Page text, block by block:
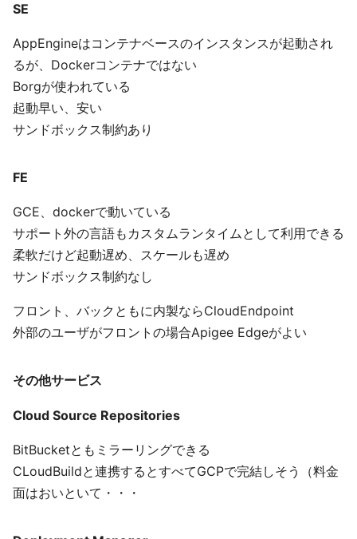
SE
AppEngineはコンテナベースのインスタンスが起動され
るが、Dockerコンテナではない
Borgが使われている
起動早い、安い
サンドボックス制約あり
FE
GCE、dockerで動いている
サポート外の言語もカスタムランタイムとして利用できる
柔軟だけど起動遅め、スケールも遅め
サンドボックス制約なし
フロント、バックともに内製ならCloudEndpoint
外部のユーザがフロントの場合Apigee Edgeがよい
その他サービス
Cloud Source Repositories
BitBucketともミラーリングできる
CLoudBuildと連携するとすべてGCPで完結しそう（料金
面はおいといて・・・